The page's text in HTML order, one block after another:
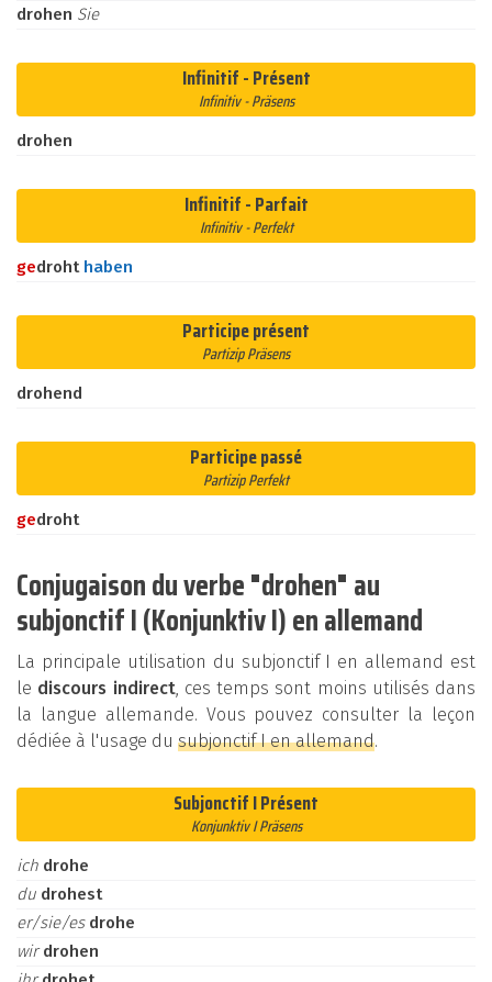
drohen Sie
Infinitif - Présent
Infinitiv - Präsens
drohen
Infinitif - Parfait
Infinitiv - Perfekt
gedroht haben
Participe présent
Partizip Präsens
drohend
Participe passé
Partizip Perfekt
gedroht
Conjugaison du verbe "drohen" au
subjonctif I (Konjunktiv I) en allemand
La principale utilisation du subjonctif I en allemand est
le discours indirect, ces temps sont moins utilisés dans
la langue allemande. Vous pouvez consulter la leçon
dédiée à l'usage du subjonctif I en allemand.
Subjonctif I Présent
Konjunktiv I Präsens
ich drohe
du drohest
er/sie/es drohe
wirdrohen